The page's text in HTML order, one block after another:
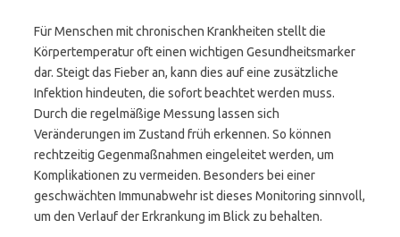
Für Menschen mit chronischen Krankheiten stellt die
Körpertemperatur oft einen wichtigen Gesundheitsmarker
dar. Steigt das Fieber an, kann dies auf eine zusätzliche
Infektion hindeuten, die sofort beachtet werden muss.
Durch die regelmäßige Messung lassen sich
Veränderungen im Zustand früh erkennen. So können
rechtzeitig Gegenmaßnahmen eingeleitet werden, um
Komplikationen zu vermeiden. Besonders bei einer
geschwächten Immunabwehr ist dieses Monitoring sinnvoll,
um den Verlauf der Erkrankung im Blick zu behalten.